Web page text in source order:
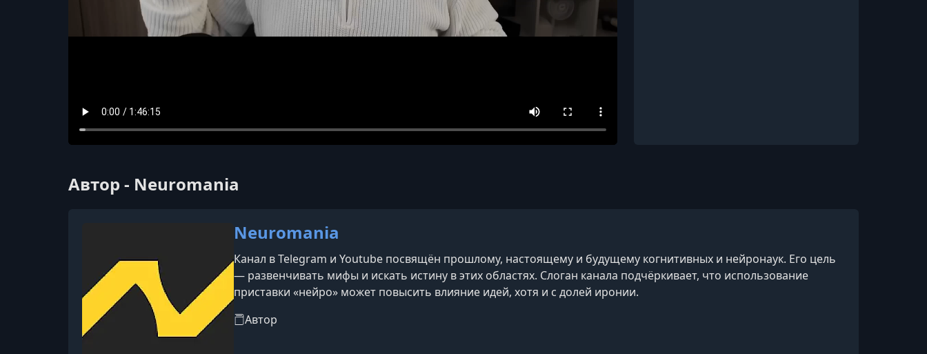
Автор - Neuromania
Neuromania
Канал в Telegram и Youtube посвящён прошлому, настоящему и будущему когнитивных и нейронаук. Его цель
— развенчивать мифы и искать истину в этих областях. Слоган канала подчёркивает, что использование
приставки «нейро» может повысить влияние идей, хотя и с долей иронии.
Автор